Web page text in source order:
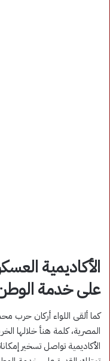
الأكاديمية
على خدمة
كما ألقى اللواء أركان حرب
المصرية، كلمة هنأ خلالها
الأكاديمية تواصل تسخير